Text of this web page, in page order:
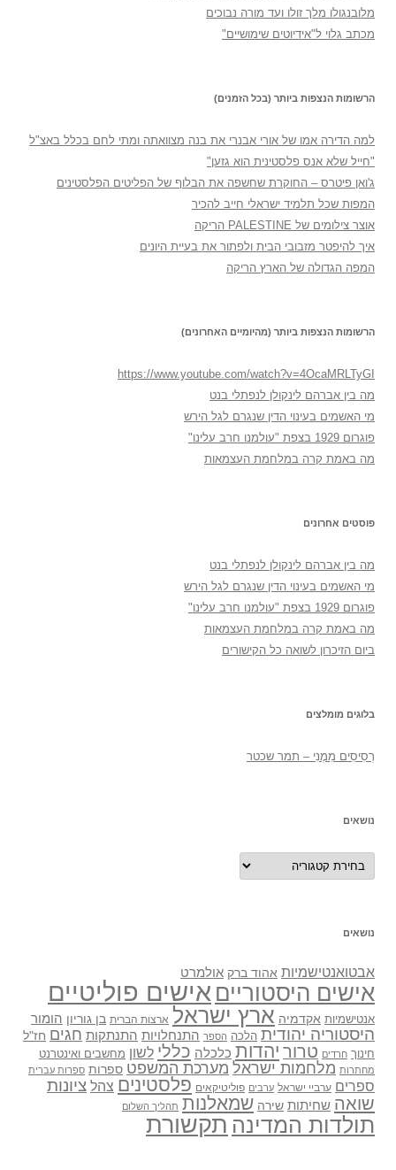
מלובנגולו מלך זולו ועד מורה נבוכים
מכתב גלוי ל"אידיוטים שימושיים"
הרשומות הנצפות ביותר (בכל הזמנים)
למה הדירה אמו של אורי אבנרי את בנה מצוואתה ומתי לחם בכלל באצ"ל
"חייל שלא אנס פלסטינית הוא גזען"
ג'ואן פיטרס – החוקרת שחשפה את הבלוף של הפליטים הפלסטינים
המפות שכל תלמיד ישראלי חייב להכיר
אוצר צילומים של PALESTINE הריקה
איך להיפטר מזבובי הבית ולפתור את בעיית היונים
המפה הגדולה של הארץ הריקה
הרשומות הנצפות ביותר (מהיומיים האחרונים)
https://www.youtube.com/watch?v=4OcaMRLTyGI
מה בין אברהם לינקולן לנפתלי בנט
מי האשמים בעינוי הדין שנגרם לגל הירש
פוגרום 1929 בצפת "עולמנו חרב עלינו"
מה באמת קרה במלחמת העצמאות
פוסטים אחרונים
מה בין אברהם לינקולן לנפתלי בנט
מי האשמים בעינוי הדין שנגרם לגל הירש
פוגרום 1929 בצפת "עולמנו חרב עלינו"
מה באמת קרה במלחמת העצמאות
ביום הזיכרון לשואה כל הקישורים
בלוגים מומלצים
רְסִיסִים מִמֶנִי – תמר שכטר
נושאים
נושאים
נושאים
אבטואנטישמיות אהוד ברק אולמרט
אישים היסטוריים אישים פוליטיים
אנטישמיות אקדמיה ארץ ישראל ארצות הברית בן גוריון הומור
היסטוריה יהודית הלכה הספר התנחלויות התנתקות חגים חז"ל
חינוך חרדים טרור יהדות כלכלה כללי לשון מחשבים ואינטרנט
מחתרות מלחמות ישראל מערכת המשפט ספרות ספרות עברית
ספרים ערביי ישראל ערבים פוליטיקאים פלסטינים צהל ציונות
שואה שחיתות שירה שמאלנות תהליך השלום
תולדות המדינה תקשורת